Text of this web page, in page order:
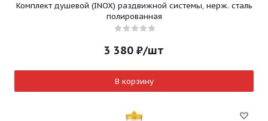
Комплект душевой (INOX) раздвижной системы, нерж. сталь
полированная
3 380 ₽/шт
В корзину